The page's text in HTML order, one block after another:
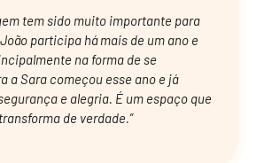
tem sido muito importante para
participa há mais de um ano e
na forma de se
a Sara começou esse ano e já
e alegria. É um espaço que
de verdade.”